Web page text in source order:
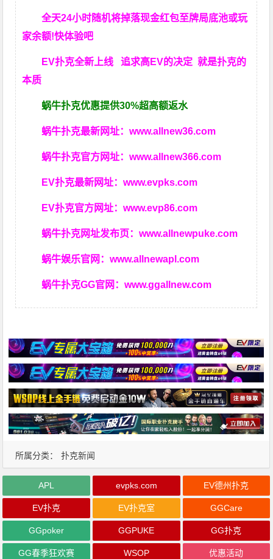
全天24小时随机将掉落现金红包至牌局底池或玩
家余额!快体验吧
EV扑克全新上线 追求高EV的决定就是扑克的
本质
蜗牛扑克优惠提供30%超高额返水
蜗牛扑克最新网址：www.allnew36.com
蜗牛扑克官方网址：www.allnew366.com
EV扑克最新网址：www.evpks.com
EV扑克官方网址：www.evp86.com
蜗牛扑克网址发布页：www.allnewpuke.com
蜗牛娱乐官网：www.allnewapl.com
蜗牛扑克GG官网：www.ggallnew.com
所属分类： 扑克新闻
APL evpks.com EV德州扑克
EV扑克 EV扑克室 GGCare
GGpoker GGPUKE GG扑克
GG春季狂欢赛 WSOP 优惠活动